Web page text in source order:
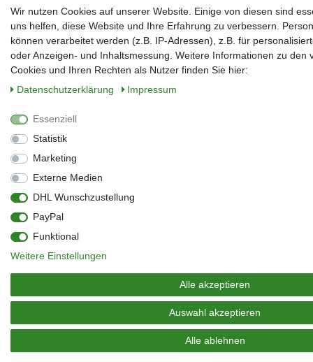
Wir nutzen Cookies auf unserer Website. Einige von diesen sind
uns helfen, diese Website und Ihre Erfahrung zu verbessern.
können verarbeitet werden (z.B. IP-Adressen), z.B. für
oder Anzeigen- und Inhaltsmessung. Weitere Informationen zu den
Cookies und Ihren Rechten als Nutzer finden Sie hier:
Daten­schutz­erklärung
Impressum
Essenziell
Statistik
Marketing
Externe Medien
DHL Wunschzustellung
PayPal
Funktional
Weitere Einstellungen
Alle akzeptieren
Auswahl akzeptieren
Alle ablehnen